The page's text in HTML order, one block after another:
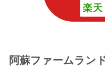
楽
阿蘇ファームラン